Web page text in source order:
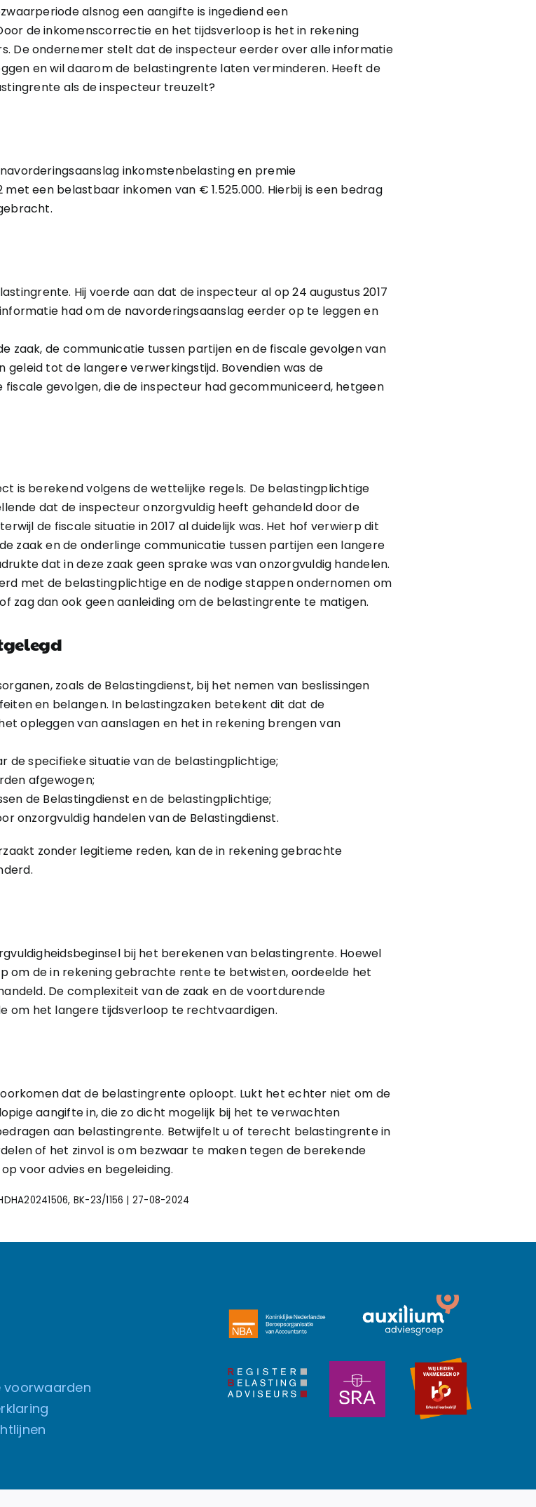
alsnog een aangifte is ingediend een
de inkomenscorrectie en het tijdsverloop is het in rekening
De ondernemer stelt dat de inspecteur eerder over alle informatie
en wil daarom de belastingrente laten verminderen. Heeft de
als de inspecteur treuzelt?
inkomstenbelasting en premie
een belastbaar inkomen van € 1.525.000. Hierbij is een bedrag
Hij voerde aan dat de inspecteur al op 24 augustus 2017
had om de navorderingsaanslag eerder op te leggen en
zaak, de communicatie tussen partijen en de fiscale gevolgen van
tot de langere verwerkingstijd. Bovendien was de
gevolgen, die de inspecteur had gecommuniceerd, hetgeen
is berekend volgens de wettelijke regels. De belastingplichtige
dat de inspecteur onzorgvuldig heeft gehandeld door de
de fiscale situatie in 2017 al duidelijk was. Het hof verwierp dit
zaak en de onderlinge communicatie tussen partijen een langere
dat in deze zaak geen sprake was van onzorgvuldig handelen.
met de belastingplichtige en de nodige stappen ondernomen om
zag dan ook geen aanleiding om de belastingrente te matigen.
zoals de Belastingdienst, bij het nemen van beslissingen
en belangen. In belastingzaken betekent dit dat de
opleggen van aanslagen en het in rekening brengen van
specifieke situatie van de belastingplichtige;
afgewogen;
de Belastingdienst en de belastingplichtige;
onzorgvuldig handelen van de Belastingdienst.
zonder legitieme reden, kan de in rekening gebrachte
bij het berekenen van belastingrente. Hoewel
om de in rekening gebrachte rente te betwisten, oordeelde het
De complexiteit van de zaak en de voortdurende
om het langere tijdsverloop te rechtvaardigen.
dat de belastingrente oploopt. Lukt het echter niet om de
aangifte in, die zo dicht mogelijk bij het te verwachten
aan belastingrente. Betwijfelt u of terecht belastingrente in
of het zinvol is om bezwaar te maken tegen de berekende
voor advies en begeleiding.
BK-23/1156 | 27-08-2024
voorwaarden